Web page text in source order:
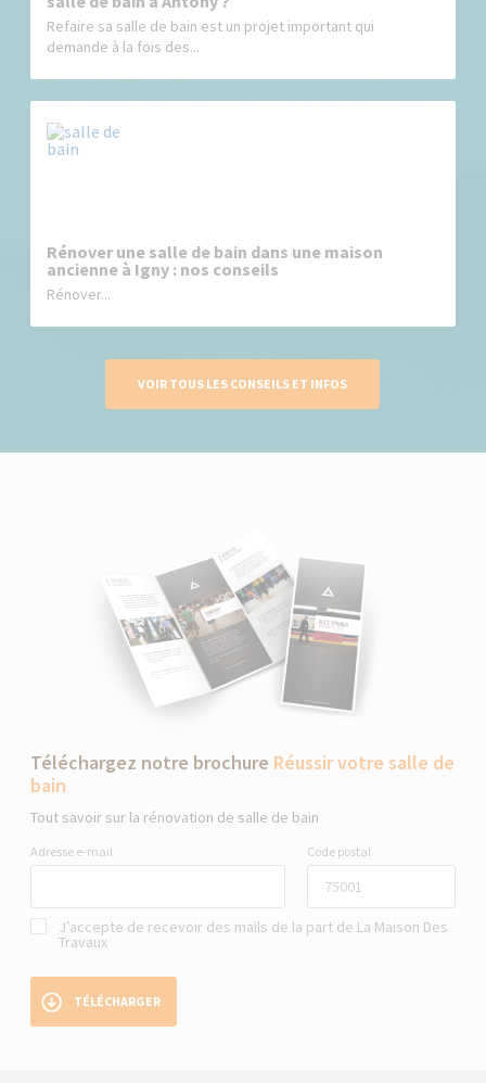
Refaire sa salle de bain est un projet important qui
demande à la fois des...
Rénover une salle de bain dans une maison
ancienne à Igny : nos conseils
Rénover...
VOIR TOUS LES CONSEILS ET INFOS
Téléchargez notre brochure Réussir votre salle de
bain
Tout savoir sur la rénovation de salle de bain
Adresse e-mail Code postal
J’accepte de recevoir des mails de la part de La Maison Des
Travaux
TÉLÉCHARGER